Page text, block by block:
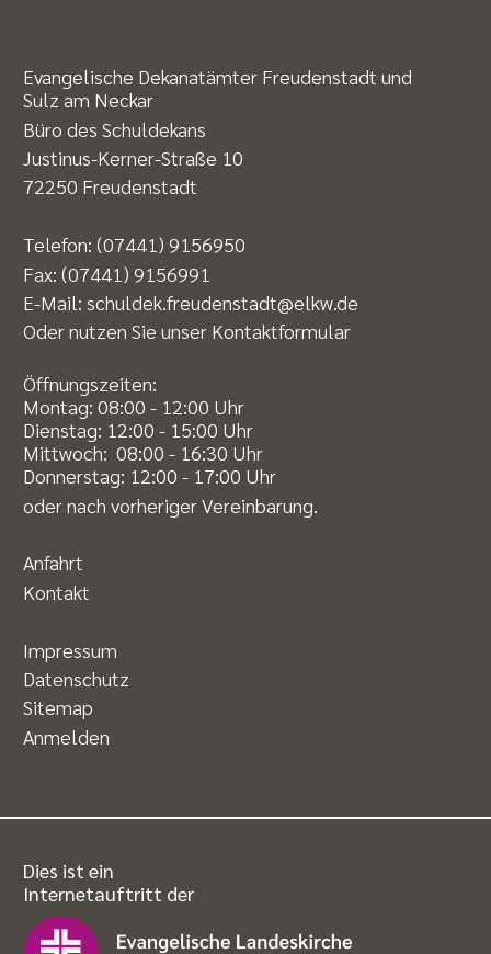
Evangelische Dekanatämter Freudenstadt und
Sulz am Neckar
Büro des Schuldekans
Justinus-Kerner-Straße 10
72250 Freudenstadt
Telefon: (07441) 9156950
Fax: (07441) 9156991
E-Mail: schuldek.freudenstadt@elkw.de
Oder nutzen Sie unser Kontaktformular
Öffnungszeiten:
Montag: 08:00 - 12:00 Uhr
Dienstag: 12:00 - 15:00 Uhr
Mittwoch: 08:00 - 16:30 Uhr
Donnerstag: 12:00 - 17:00 Uhr
oder nach vorheriger Vereinbarung.
Anfahrt
Kontakt
Impressum
Datenschutz
Sitemap
Anmelden
Dies ist ein
Internetauftritt der